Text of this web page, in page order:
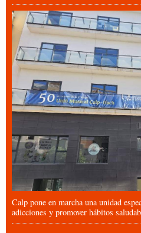
Calp pone en marcha una unidad
adicciones y promover hábitos